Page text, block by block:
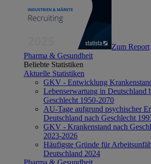
Zum Report
Pharma & Gesundheit
Beliebte Statistiken
Aktuelle Statistiken
GKV - Entwicklung
Lebenserwartung in Deutschland
Geschlecht 1950-2070
AU-Tage aufgrund psychischer
Deutschland nach Geschlecht
GKV - Krankenstand nach
2023-2026
Häufigste Gründe für
Deutschland 2024
Pharma & Gesundheit